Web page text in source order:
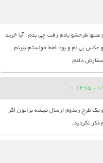
طرحشو یادم رفت چی بدم ! آیا خرید
عکس بی ام و بود فقط خواستم ببینم
دادم
:
و یک طرح رندوم ارسال میشه براتون اگر
نکردید.